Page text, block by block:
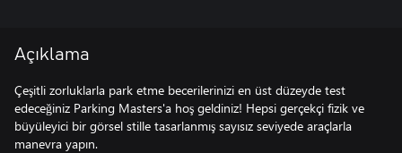
Açıklama
Çeşitli zorluklarla park etme becerilerinizi en üst düzeyde test
edeceğiniz Parking Masters'a hoş geldiniz! Hepsi gerçekçi fizik ve
büyüleyici bir görsel stille tasarlanmış sayısız seviyede araçlarla
manevra yapın.